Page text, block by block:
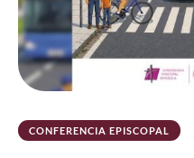
CONFERENCIA EPISCOPAL